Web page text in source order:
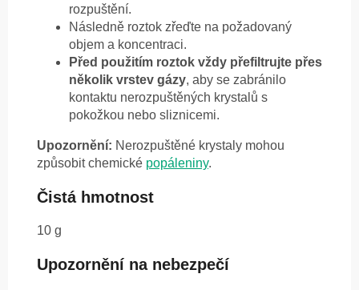
rozpuštění.
Následně roztok zřeďte na požadovaný
objem a koncentraci.
Před použitím roztok vždy přefiltrujte přes
několik vrstev gázy, aby se zabránilo
kontaktu nerozpuštěných krystalů s
pokožkou nebo sliznicemi.
Upozornění: Nerozpuštěné krystaly mohou
způsobit chemické popáleniny.
Čistá hmotnost
10 g
Upozornění na nebezpečí